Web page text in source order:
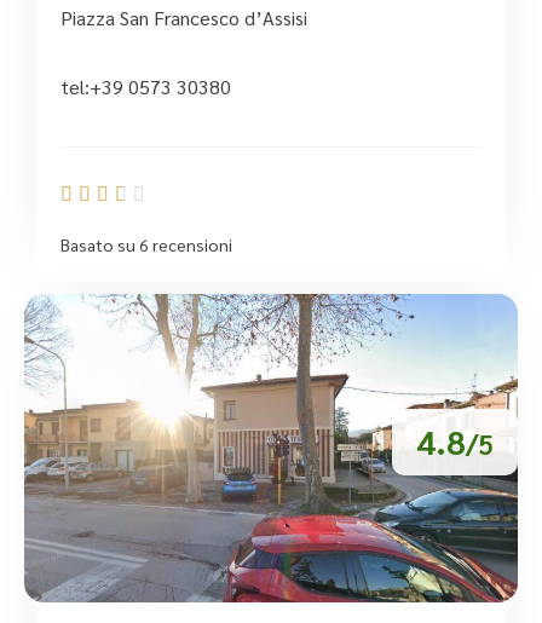
Piazza San Francesco d’Assisi
tel:+39 0573 30380
    
Basato su 6 recensioni
4.8/5